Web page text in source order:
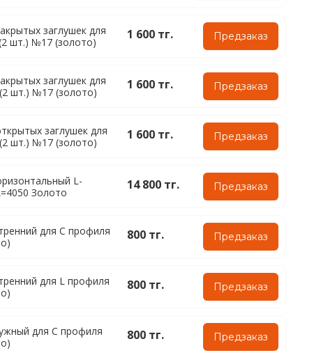
заглушек для
шт.) №17 (золото)
1 600 тг. Предзаказ
заглушек для
шт.) №17 (золото)
1 600 тг. Предзаказ
заглушек для
шт.) №17 (золото)
1 600 тг. Предзаказ
L-
Золото
14 800 тг. Предзаказ
для C профиля
800 тг. Предзаказ
для L профиля
800 тг. Предзаказ
для C профиля
800 тг. Предзаказ